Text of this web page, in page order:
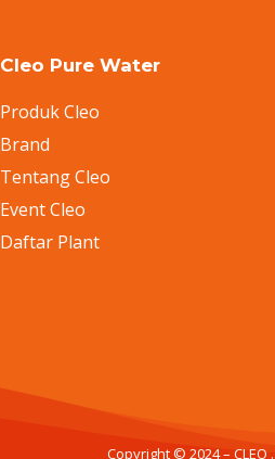
Cleo Pure Water
Produk Cleo
Brand
Tentang Cleo
Event Cleo
Daftar Plant
Copyright © 2024 –